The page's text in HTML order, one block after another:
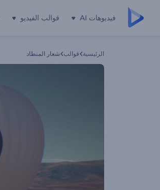
فيديوهات AI قوالب الفيديو
الرئيسية قوالب شعار المنطاد